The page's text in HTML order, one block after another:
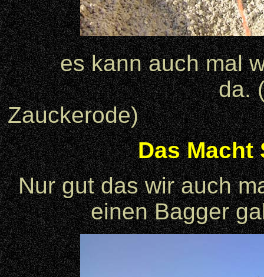
es kann auch mal
da.
Das Macht
Nur gut das wir auch
einen Bagger